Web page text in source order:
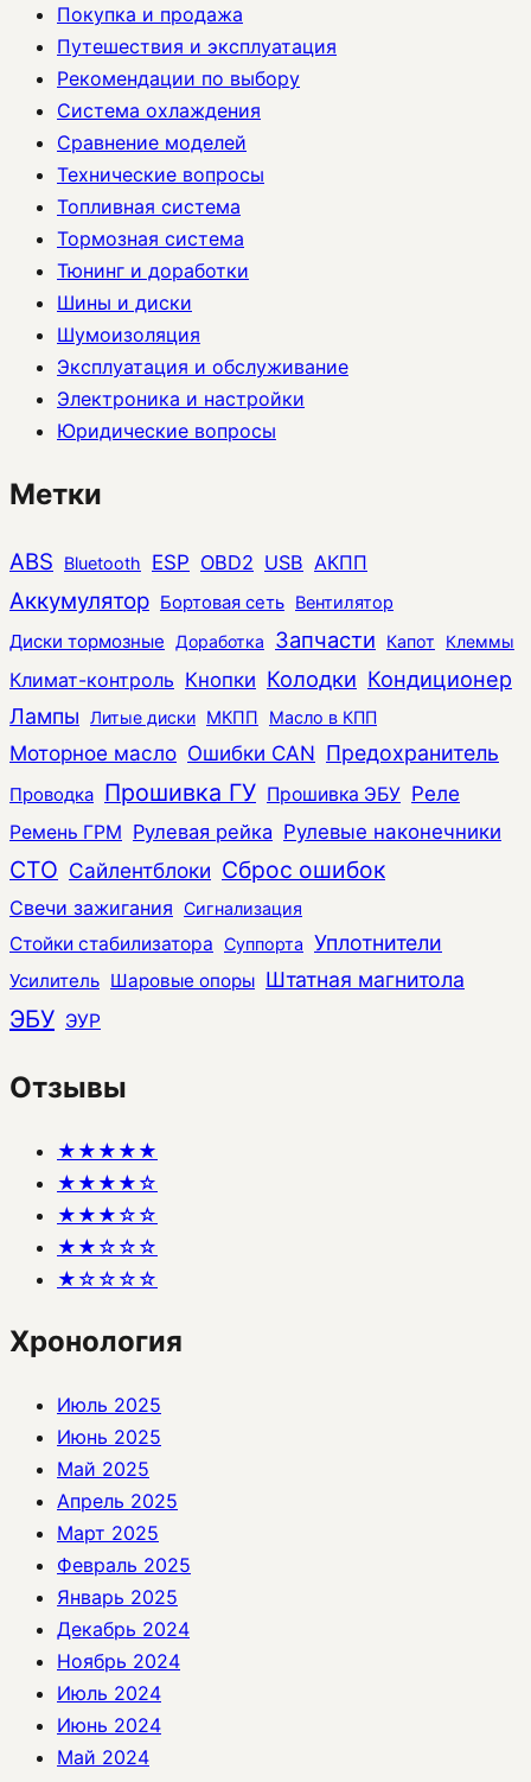
Покупка и продажа
Путешествия и эксплуатация
Рекомендации по выбору
Система охлаждения
Сравнение моделей
Технические вопросы
Топливная система
Тормозная система
Тюнинг и доработки
Шины и диски
Шумоизоляция
Эксплуатация и обслуживание
Электроника и настройки
Юридические вопросы
Метки
ABS Bluetooth ESP OBD2 USB АКПП
Аккумулятор Бортовая сеть Вентилятор
Диски тормозные Доработка Запчасти Капот Клеммы
Климат-контроль Кнопки Колодки Кондиционер
Лампы Литые диски МКПП Масло в КПП
Моторное масло Ошибки CAN Предохранитель
Проводка Прошивка ГУ Прошивка ЭБУ Реле
Ремень ГРМ Рулевая рейка Рулевые наконечники
СТО Сайлентблоки Сброс ошибок
Свечи зажигания Сигнализация
Стойки стабилизатора Суппорта Уплотнители
Усилитель Шаровые опоры Штатная магнитола
ЭБУ ЭУР
Отзывы
★★★★★
★★★★☆
★★★☆☆
★★☆☆☆
★☆☆☆☆
Хронология
Июль 2025
Июнь 2025
Май 2025
Апрель 2025
Март 2025
Февраль 2025
Январь 2025
Декабрь 2024
Ноябрь 2024
Июль 2024
Июнь 2024
Май 2024